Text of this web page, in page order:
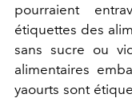
pourraient
étiquettes des
sans sucre ou
alimentaires
yaourts sont